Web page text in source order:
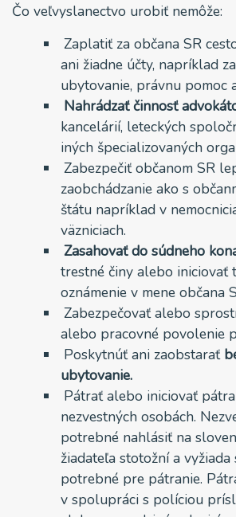
Čo veľvyslanectvo urobiť nemôže:
Zaplatiť za občana SR
ani žiadne účty, napríklad
ubytovanie, právnu pomoc
Nahrádzať činnosť
kancelárií, leteckých
iných špecializovaných
Zabezpečiť občanom SR
zaobchádzanie ako s
štátu napríklad v
väzniciach.
Zasahovať do súdneho
trestné činy alebo iniciovať
oznámenie v mene občana
Zabezpečovať alebo
alebo pracovné povolenie
Poskytnúť ani zaobstarať
ubytovanie.
Pátrať alebo iniciovať
nezvestných osobách.
potrebné nahlásiť na
žiadateľa stotožní a
potrebné pre pátranie.
v spolupráci s políciou